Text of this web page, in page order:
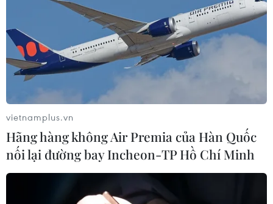
vietnamplus.vn
Hãng hàng không Air Premia của Hàn Quốc
nối lại đường bay Incheon-TP Hồ Chí Minh